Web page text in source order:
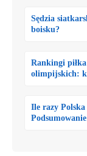
Sędzia
boisku?
Rankingi
olimpijskich:
Ile razy Polska
Podsumowanie